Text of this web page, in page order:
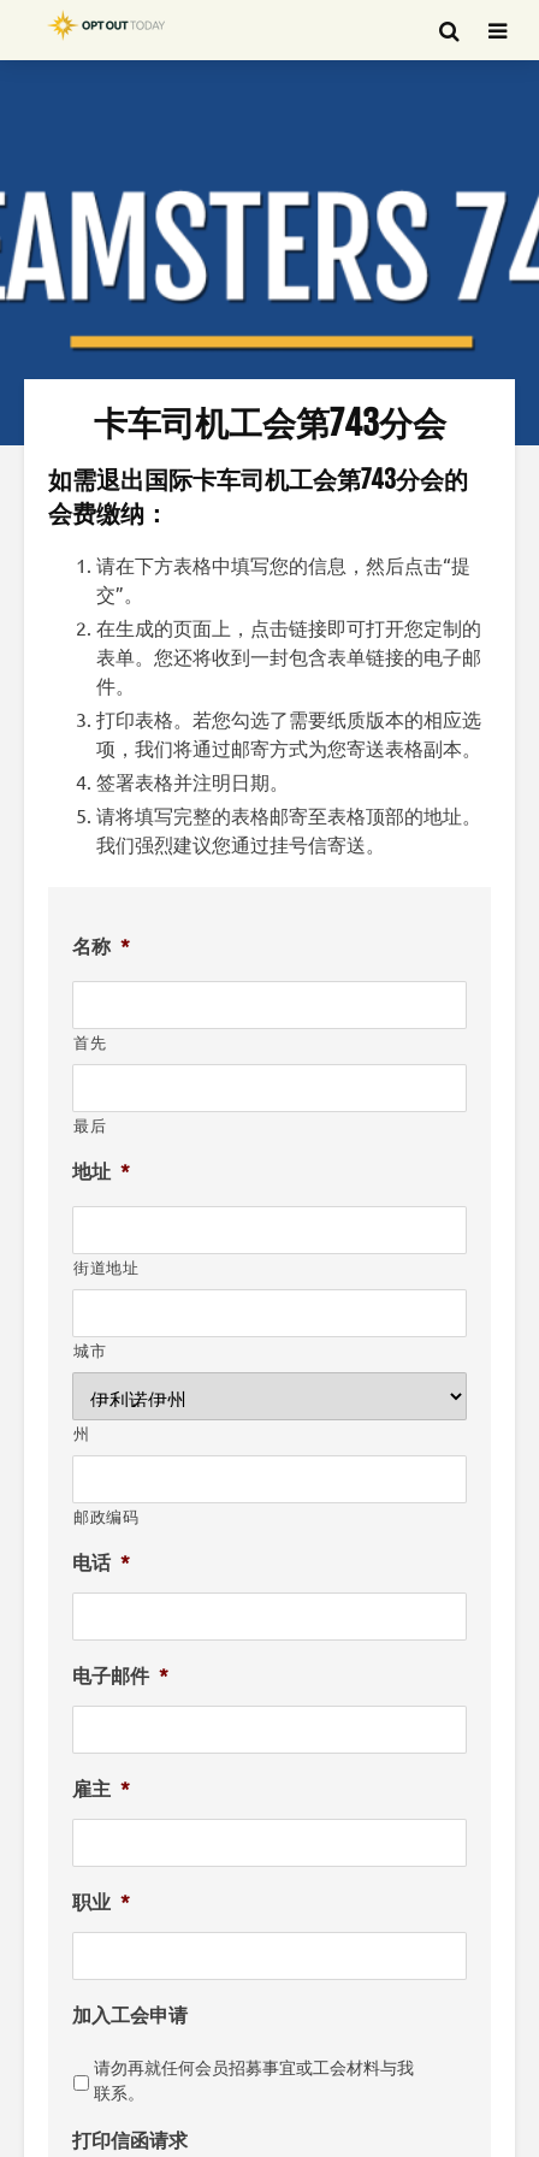
卡车司机工会第743分会
如需退出国际卡车司机工会第743分会的
会费缴纳：
请在下方表格中填写您的信息，然后点击“提
交”。
在生成的页面上，点击链接即可打开您定制的
表单。您还将收到一封包含表单链接的电子邮
件。
打印表格。若您勾选了需要纸质版本的相应选
项，我们将通过邮寄方式为您寄送表格副本。
签署表格并注明日期。
请将填写完整的表格邮寄至表格顶部的地址。
我们强烈建议您通过挂号信寄送。
名称 *
首先
最后
地址 *
街道地址
城市
州
邮政编码
电话 *
电子邮件 *
雇主 *
职业 *
加入工会申请
请勿再就任何会员招募事宜或工会材料与我
联系。
打印信函请求